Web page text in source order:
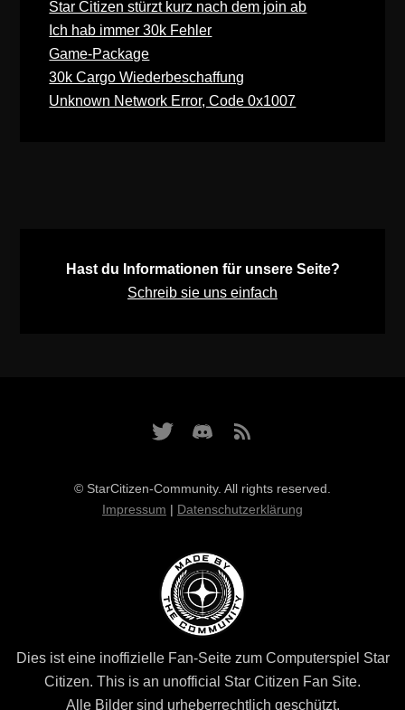
Star Citizen stürzt kurz nach dem join ab
Ich hab immer 30k Fehler
Game-Package
30k Cargo Wiederbeschaffung
Unknown Network Error, Code 0x1007
Hast du Informationen für unsere Seite?
Schreib sie uns einfach
© StarCitizen-Community. All rights reserved.
Impressum | Datenschutzerklärung
Dies ist eine inoffizielle Fan-Seite zum Computerspiel Star
Citizen. This is an unofficial Star Citizen Fan Site.
Alle Bilder sind urheberrechtlich geschützt.